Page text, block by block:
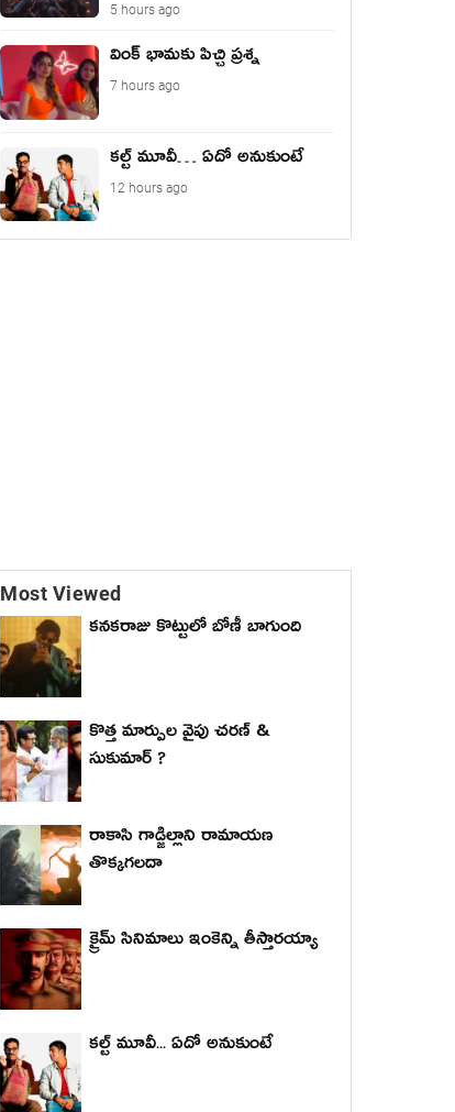
5 hours ago
వింక్ భామకు పిచ్చి ప్రశ్న
7 hours ago
కల్ట్ మూవీ… ఏదో అనుకుంటే
12 hours ago
Most Viewed
కనకరాజు కొట్టులో బోణీ బాగుంది
కొత్త మార్పుల వైపు చరణ్ &
సుకుమార్ ?
రాకాసి గాడ్జిల్లాని రామాయణ
తొక్కగలదా
క్రైమ్ సినిమాలు ఇంకెన్ని తీస్తారయ్యా
కల్ట్ మూవీ... ఏదో అనుకుంటే